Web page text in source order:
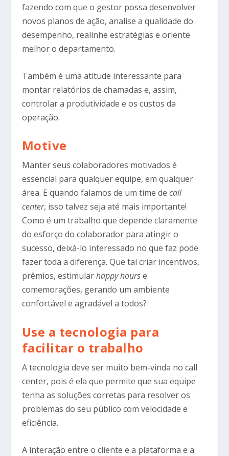
fazendo com que o gestor possa desenvolver
novos planos de ação, analise a qualidade do
desempenho, realinhe estratégias e oriente
melhor o departamento.
Também é uma atitude interessante para
montar relatórios de chamadas e, assim,
controlar a produtividade e os custos da
operação.
Motive
Manter seus colaboradores motivados é
essencial para qualquer equipe, em qualquer
área. E quando falamos de um time de call
center, isso talvez seja até mais importante!
Como é um trabalho que depende claramente
do esforço do colaborador para atingir o
sucesso, deixá-lo interessado no que faz pode
fazer toda a diferença. Que tal criar incentivos,
prêmios, estimularhappy hourse
comemorações, gerando um ambiente
confortável e agradável a todos?
Use a tecnologia para
facilitar o trabalho
A tecnologia deve ser muito bem-vinda no call
center, pois é ela que permite que sua equipe
tenha as soluções corretas para resolver os
problemas do seu público com velocidade e
eficiência.
A interação entre o cliente e a plataforma e a